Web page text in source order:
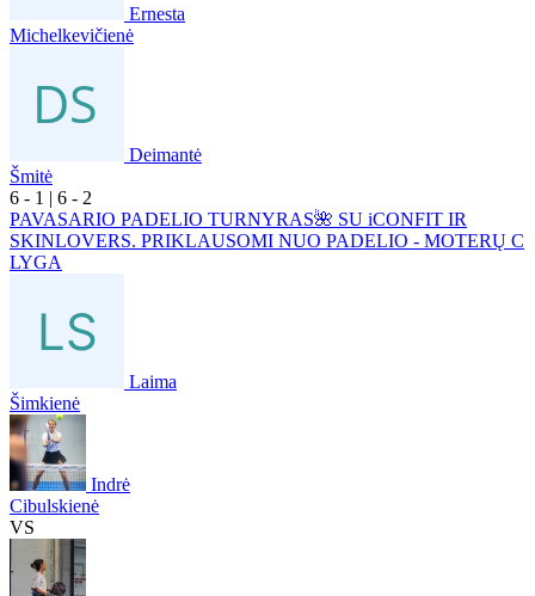
Ernesta
Michelkevičienė
Deimantė
Šmitė
6 - 1 | 6 - 2
PAVASARIO PADELIO TURNYRAS🌺 SU iCONFIT IR
SKINLOVERS. PRIKLAUSOMI NUO PADELIO - MOTERŲ C
LYGA
Laima
Šimkienė
Indrė
Cibulskienė
VS